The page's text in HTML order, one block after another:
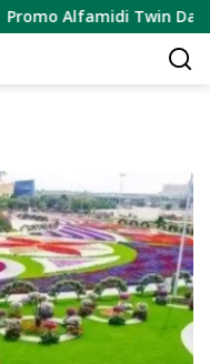
Promo Alfamidi Twin Date